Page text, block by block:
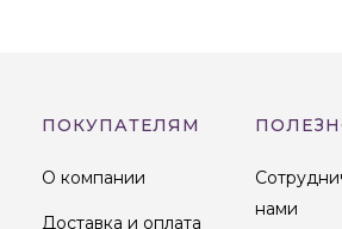
ПОКУПАТЕЛЯМ
О компании
Доставка и оплата
нами